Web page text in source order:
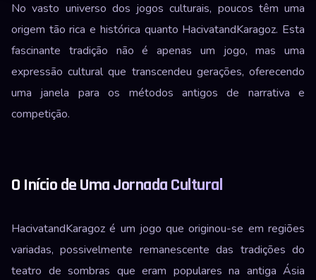
No vasto universo dos jogos culturais, poucos têm uma
origem tão rica e histórica quanto HacivatandKaragoz. Esta
fascinante tradição não é apenas um jogo, mas uma
expressão cultural que transcendeu gerações, oferecendo
uma janela para os métodos antigos de narrativa e
competição.
O Início de Uma Jornada Cultural
HacivatandKaragoz é um jogo que originou-se em regiões
variadas, possivelmente remanescente das tradições do
teatro de sombras que eram populares na antiga Ásia